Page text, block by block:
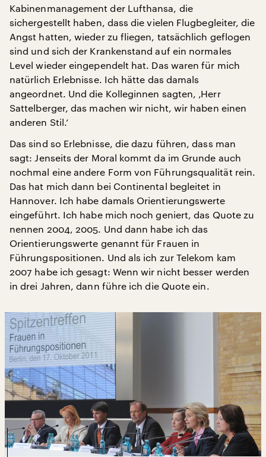
Kabinenmanagement der Lufthansa, die
sichergestellt haben, dass die vielen Flugbegleiter, die
Angst hatten, wieder zu fliegen, tatsächlich geflogen
sind und sich der Krankenstand auf ein normales
Level wieder eingependelt hat. Das waren für mich
natürlich Erlebnisse. Ich hätte das damals
angeordnet. Und die Kolleginnen sagten, ‚Herr
Sattelberger, das machen wir nicht, wir haben einen
anderen Stil.‘
Das sind so Erlebnisse, die dazu führen, dass man
sagt: Jenseits der Moral kommt da im Grunde auch
nochmal eine andere Form von Führungsqualität rein.
Das hat mich dann bei Continental begleitet in
Hannover. Ich habe damals Orientierungswerte
eingeführt. Ich habe mich noch geniert, das Quote zu
nennen 2004, 2005. Und dann habe ich das
Orientierungswerte genannt für Frauen in
Führungspositionen. Und als ich zur Telekom kam
2007 habe ich gesagt: Wenn wir nicht besser werden
in drei Jahren, dann führe ich die Quote ein.